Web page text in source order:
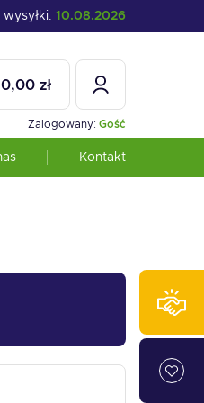
10.08.2026
Zalogowany: Gość
0,00 zł
Kontakt